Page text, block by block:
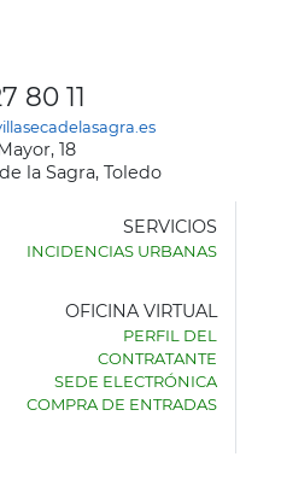
80 11
18
la Sagra, Toledo
SERVICIOS
INCIDENCIAS URBANAS
OFICINA VIRTUAL
PERFIL DEL
CONTRATANTE
SEDE ELECTRÓNICA
COMPRA DE ENTRADAS